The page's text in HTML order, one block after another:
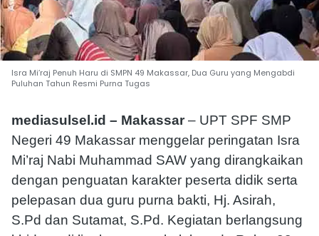
Isra Mi’raj Penuh Haru di SMPN 49 Makassar, Dua Guru yang Mengabdi
Puluhan Tahun Resmi Purna Tugas
mediasulsel.id – Makassar– UPT SPF SMP
Negeri 49 Makassar menggelar peringatan Isra
Mi’raj Nabi Muhammad SAW yang dirangkaikan
dengan penguatan karakter peserta didik serta
pelepasan dua guru purna bakti, Hj. Asirah,
S.Pd dan Sutamat, S.Pd. Kegiatan berlangsung